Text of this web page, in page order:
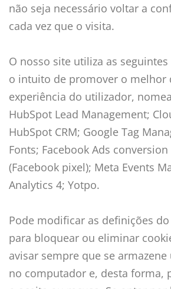
não seja necessário voltar a
cada vez que o visita.
O nosso site utiliza as
o intuito de promover o melhor
experiência do utilizador,
HubSpot Lead Management;
HubSpot CRM; Google Tag
Fonts; Facebook Ads
(Facebook pixel); Meta Events
Analytics 4; Yotpo.
Pode modificar as definições
para bloquear ou eliminar
avisar sempre que se
no computador e, desta forma,